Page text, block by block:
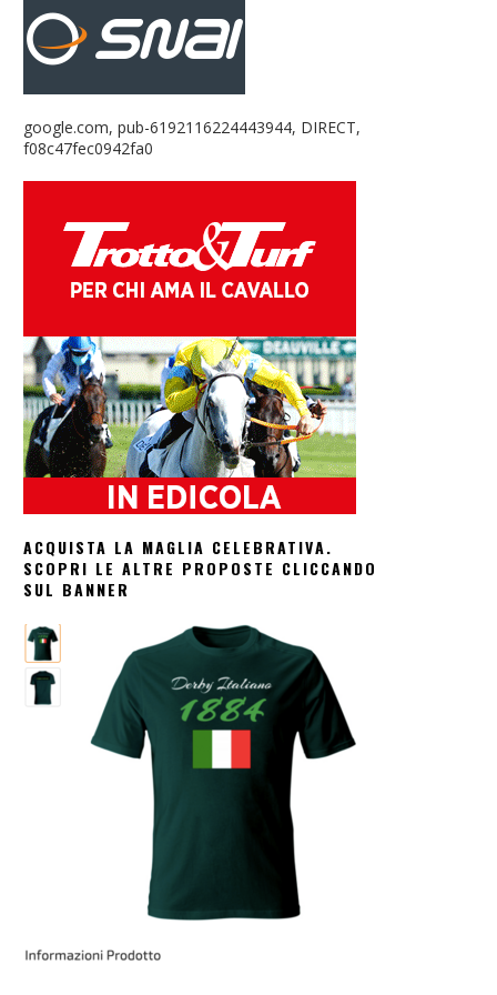
google.com, pub-6192116224443944, DIRECT,
f08c47fec0942fa0
ACQUISTA LA MAGLIA CELEBRATIVA.
SCOPRI LE ALTRE PROPOSTE CLICCANDO
SUL BANNER